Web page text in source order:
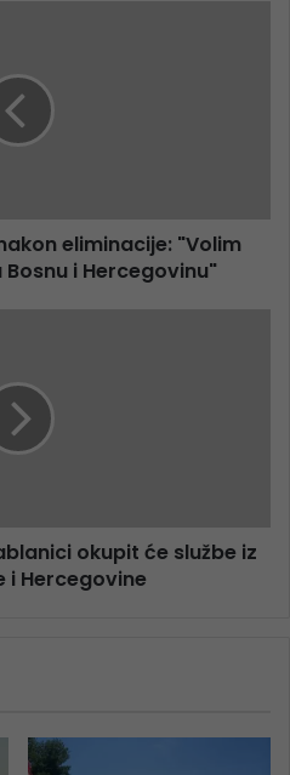
eliminacije: "Volim
i Hercegovinu"
okupit će službe iz
i Hercegovine